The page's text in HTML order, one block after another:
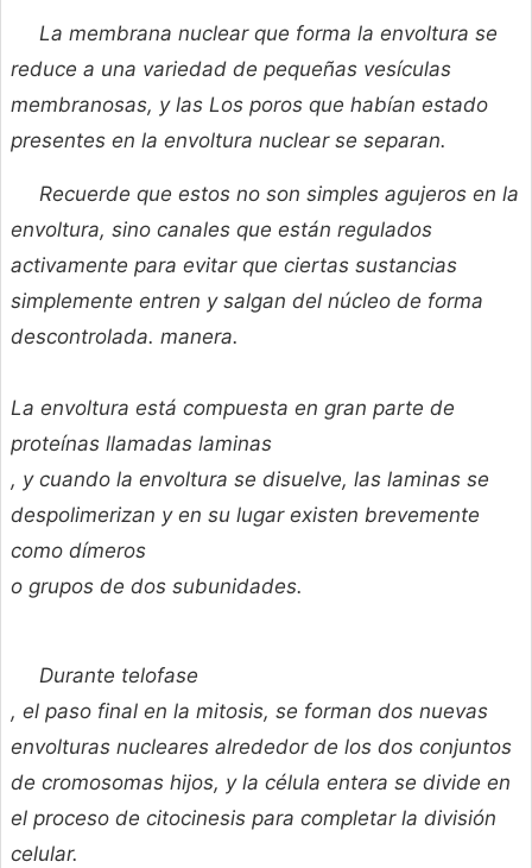
La membrana nuclear que forma la envoltura se
reduce a una variedad de pequeñas vesículas
membranosas, y las Los poros que habían estado
presentes en la envoltura nuclear se separan.
Recuerde que estos no son simples agujeros en la
envoltura, sino canales que están regulados
activamente para evitar que ciertas sustancias
simplemente entren y salgan del núcleo de forma
descontrolada. manera.
La envoltura está compuesta en gran parte de
proteínas llamadas laminas
, y cuando la envoltura se disuelve, las laminas se
despolimerizan y en su lugar existen brevemente
como dímeros
o grupos de dos subunidades.
Durante telofase
, el paso final en la mitosis, se forman dos nuevas
envolturas nucleares alrededor de los dos conjuntos
de cromosomas hijos, y la célula entera se divide en
el proceso de citocinesis para completar la división
celular.